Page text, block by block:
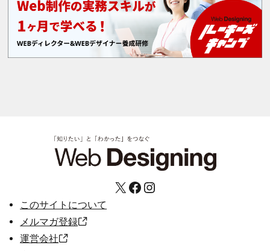
X Facebook Instagram
このサイトについて
メルマガ登録
運営会社